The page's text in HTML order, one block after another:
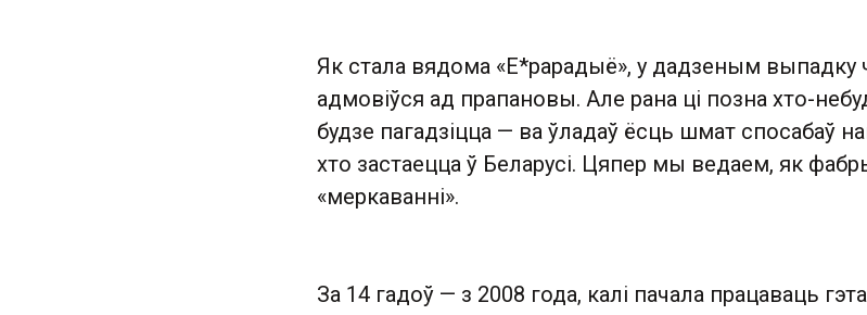
Як стала вядома «Е*рарадыё», у дадзеным выпадку
адмовіўся ад прапановы. Але рана ці позна хто-
будзе пагадзіцца — ва ўладаў ёсць шмат спосабаў
хто застаецца ў Беларусі. Цяпер мы ведаем, як
«меркаванні».
За 14 гадоў — з 2008 года, калі пачала працаваць